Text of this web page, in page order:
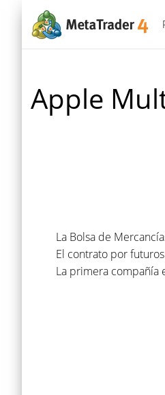
Apple
La Bolsa de
El contrato por
La primera compañía